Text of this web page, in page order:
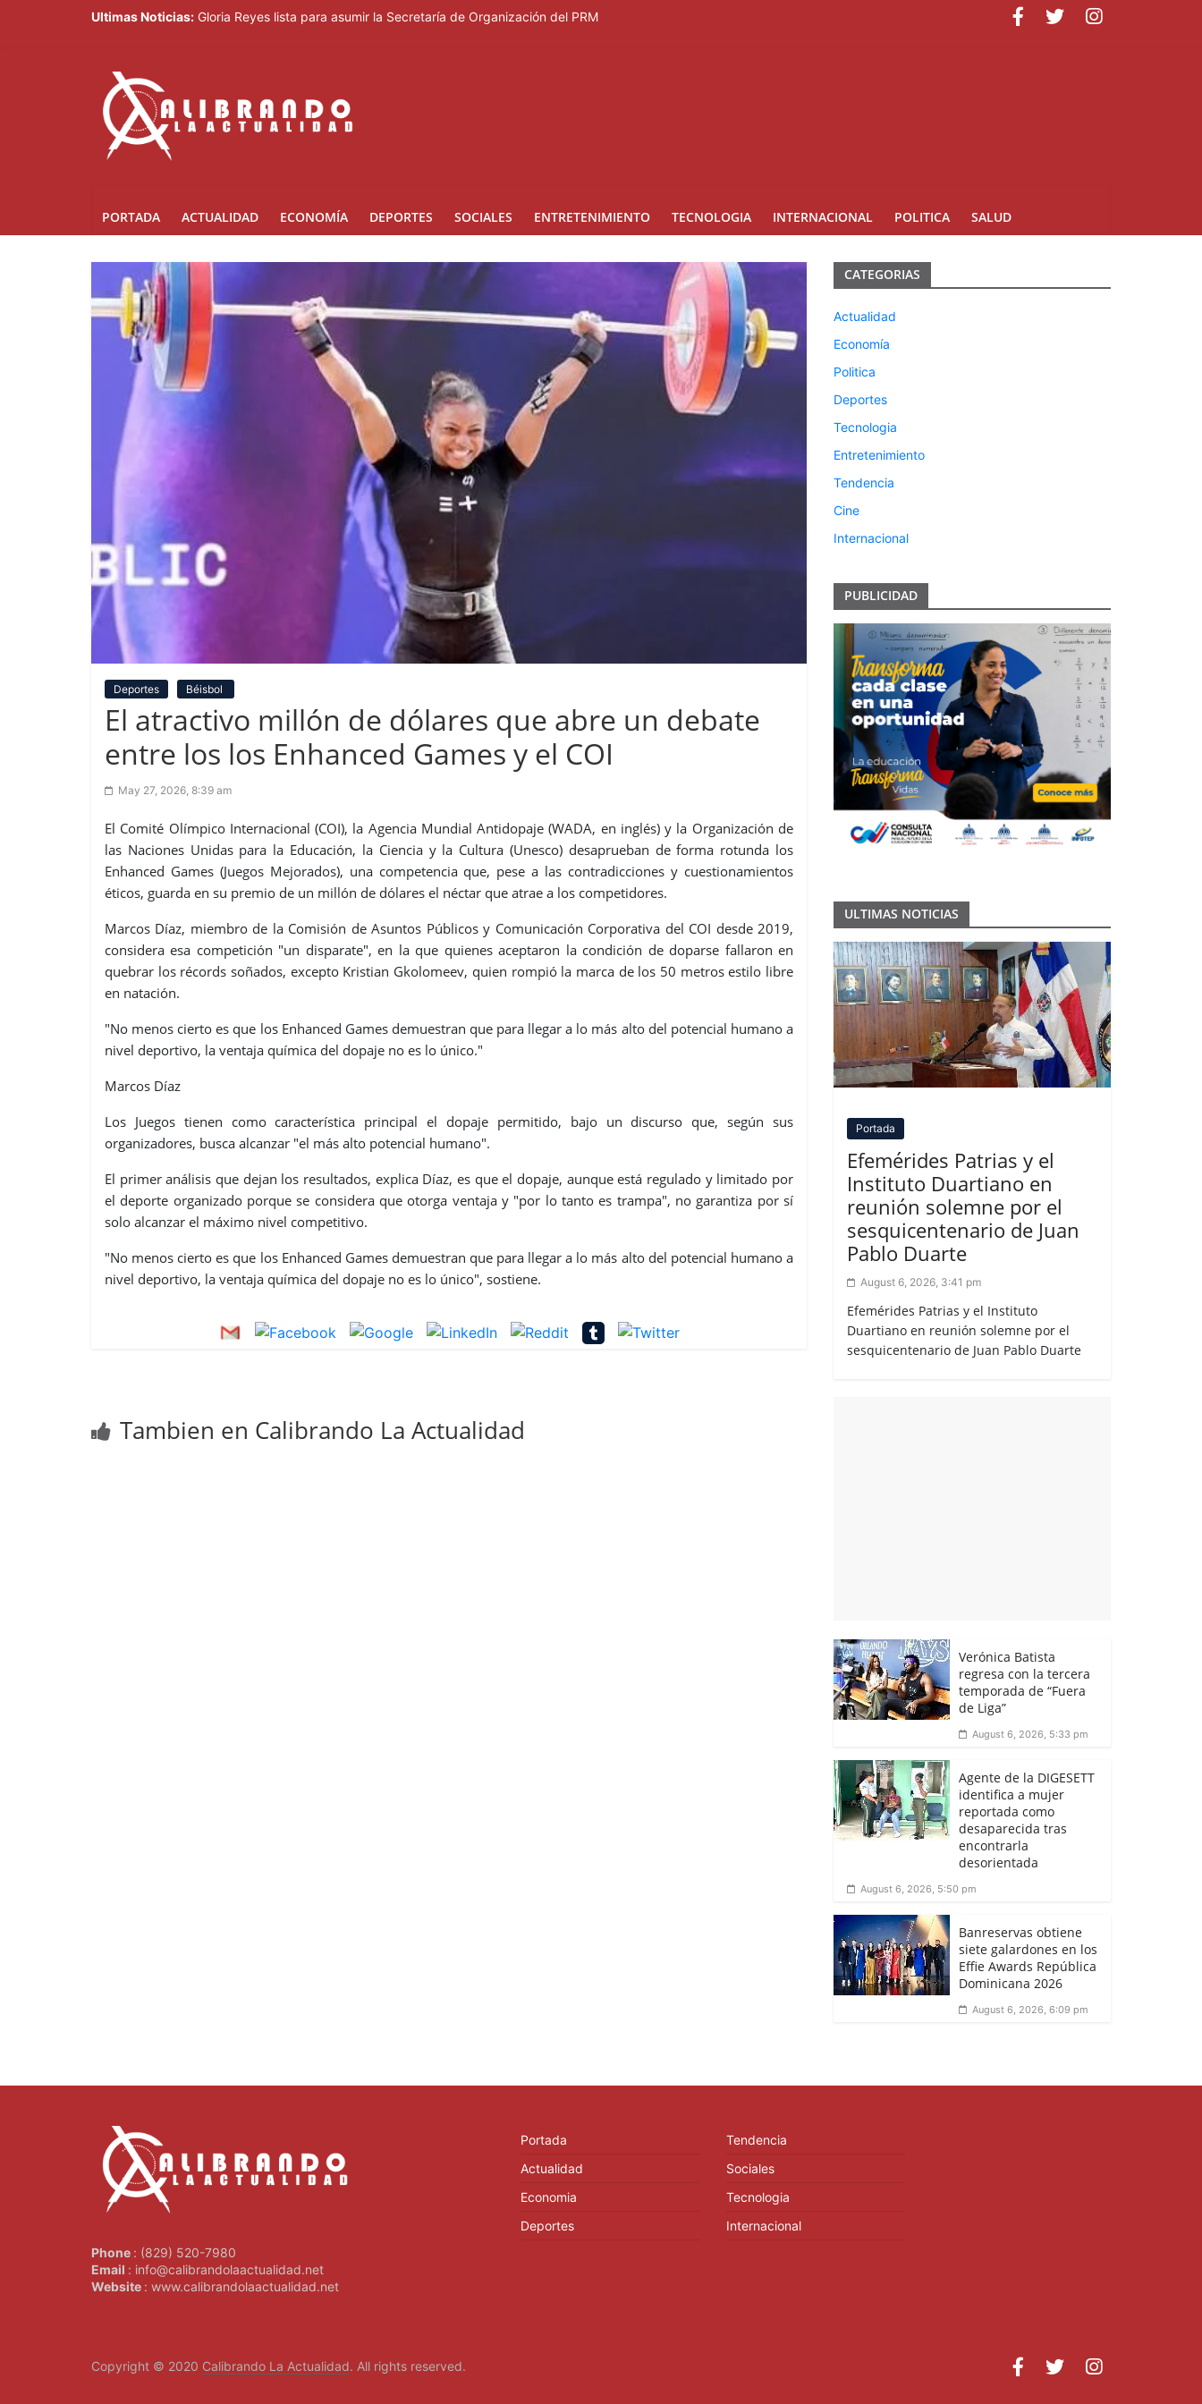
Ultimas Noticias: Gloria Reyes lista para asumir la Secretaría de Organización del PRM
PORTADA ACTUALIDAD ECONOMÍA DEPORTES SOCIALES ENTRETENIMIENTO TECNOLOGIA INTERNACIONAL POLITICA SALUD
Deportes Béisbol
El atractivo millón de dólares que abre un debate
entre los los Enhanced Games y el COI
May 27, 2026, 8:39 am
El Comité Olímpico Internacional (COI), la Agencia Mundial Antidopaje (WADA, en inglés) y la Organización de
las Naciones Unidas para la Educación, la Ciencia y la Cultura (Unesco) desaprueban de forma rotunda los
Enhanced Games (Juegos Mejorados), una competencia que, pese a las contradicciones y cuestionamientos
éticos, guarda en su premio de un millón de dólares el néctar que atrae a los competidores.
Marcos Díaz, miembro de la Comisión de Asuntos Públicos y Comunicación Corporativa del COI desde 2019,
considera esa competición "un disparate", en la que quienes aceptaron la condición de doparse fallaron en
quebrar los récords soñados, excepto Kristian Gkolomeev, quien rompió la marca de los 50 metros estilo libre
en natación.
"No menos cierto es que los Enhanced Games demuestran que para llegar a lo más alto del potencial humano a
nivel deportivo, la ventaja química del dopaje no es lo único."
Marcos Díaz
Los Juegos tienen como característica principal el dopaje permitido, bajo un discurso que, según sus
organizadores, busca alcanzar "el más alto potencial humano".
El primer análisis que dejan los resultados, explica Díaz, es que el dopaje, aunque está regulado y limitado por
el deporte organizado porque se considera que otorga ventaja y "por lo tanto es trampa", no garantiza por sí
solo alcanzar el máximo nivel competitivo.
"No menos cierto es que los Enhanced Games demuestran que para llegar a lo más alto del potencial humano a
nivel deportivo, la ventaja química del dopaje no es lo único", sostiene.
Tambien en Calibrando La Actualidad
CATEGORIAS
Actualidad
Economía
Politica
Deportes
Tecnologia
Entretenimiento
Tendencia
Cine
Internacional
PUBLICIDAD
ULTIMAS NOTICIAS
Portada
Efemérides Patrias y el
Instituto Duartiano en
reunión solemne por el
sesquicentenario de Juan
Pablo Duarte
August 6, 2026, 3:41 pm
Efemérides Patrias y el Instituto
Duartiano en reunión solemne por el
sesquicentenario de Juan Pablo Duarte
Verónica Batista
regresa con la tercera
temporada de “Fuera
de Liga”
August 6, 2026, 5:33 pm
Agente de la DIGESETT
identifica a mujer
reportada como
desaparecida tras
encontrarla
desorientada
August 6, 2026, 5:50 pm
Banreservas obtiene
siete galardones en los
Effie Awards República
Dominicana 2026
August 6, 2026, 6:09 pm
Phone : (829) 520-7980
Email : info@calibrandolaactualidad.net
Website : www.calibrandolaactualidad.net
Portada
Actualidad
Economia
Deportes
Tendencia
Sociales
Tecnologia
Internacional
Copyright © 2020 Calibrando La Actualidad. All rights reserved.